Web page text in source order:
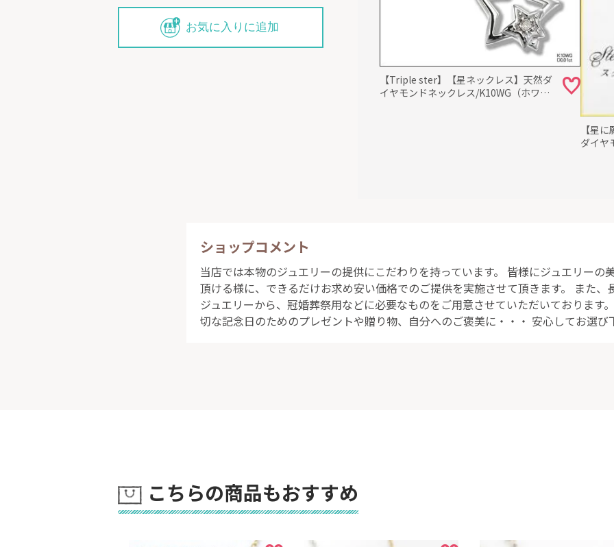
お気に入りに追加
【Triple ster】【星ネックレス】天然ダ
イヤモンドネックレス/K10WG（ホワイ
【星
ダイヤ
ショップコメント
当店では本物のジュエリーの提供にこだわりを持っています。 皆様にジュエリーの
頂ける様に、できるだけお求め安い価格でのご提供を実施させて頂きます。 また、
ジュエリーから、冠婚葬祭用などに必要なものをご用意させていただいております
切な記念日のためのプレゼントや贈り物、自分へのご褒美に・・・ 安心してお選び
こちらの商品もおすすめ